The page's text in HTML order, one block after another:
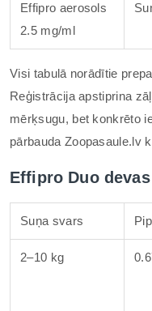
Effipro aerosols
2.5 mg/ml
Visi tabulā norādītie
Reģistrācija apstiprina
mērķsugu, bet konkrēto
pārbauda Zoopasaule.lv
Effipro Duo
Suņa svars
2–10 kg